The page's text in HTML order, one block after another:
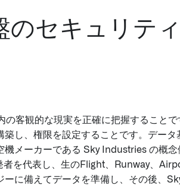
のセキュリティ
の客観的な現実を正確に把握すること
築し、権限を設定することです。デー
機メーカーである Sky Industries の概
を代表し、生のFlight、Runway、
ーに備えてデータを準備し、その後、